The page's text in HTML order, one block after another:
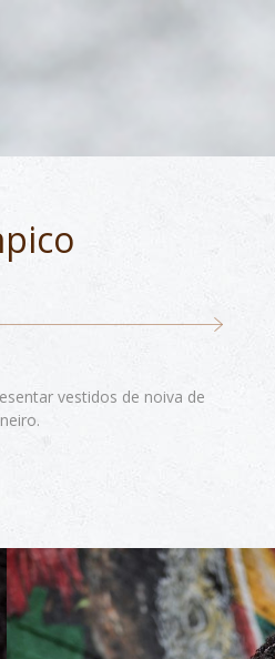
vestidos de noiva de